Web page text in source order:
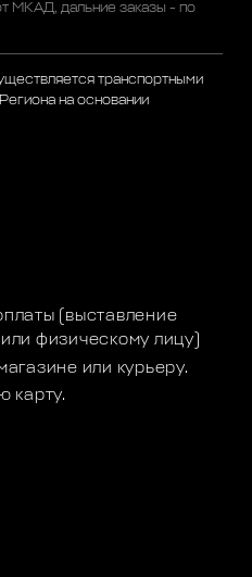
МКАД, дальние заказы - по
транспортными
на основании
(выставление
физическому лицу)
или курьеру.
карту.